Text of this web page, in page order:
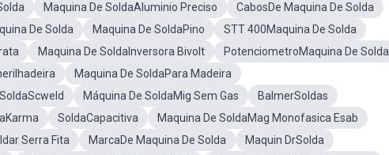
Maquina De SoldaAluminio Preciso
CabosDe Maquina De Solda
De Solda Maquina De SoldaPino
STT 400Maquina De Solda
Maquina De SoldaInversora Bivolt
PotenciometroMaquina De Solda
Maquina De SoldaPara Madeira
Máquina De SoldaMig Sem Gas
BalmerSoldas
SoldaCapacitiva
Maquina De SoldaMag Monofasica Esab
Serra Fita MarcaDe Maquina De Solda
Maquin DrSolda